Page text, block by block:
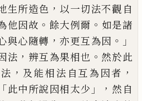
生所造色 ， 以一切法不觀 自
他因故 。 餘大例爾 。 如是諸
與心隨轉 ，亦更互為因 。」
法 ， 辨互為果相也 。 然於此
， 及能相法自互為因者 ，
「此中所說因相太少 」， 然自